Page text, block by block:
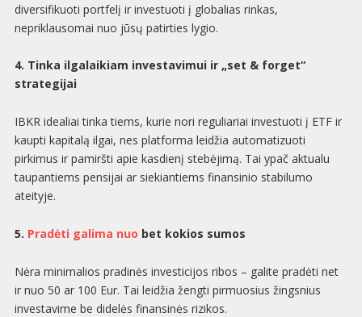
diversifikuoti portfelį ir investuoti į globalias rinkas,
nepriklausomai nuo jūsų patirties lygio.
4. Tinka ilgalaikiam investavimui ir „set & forget“
strategijai
IBKR idealiai tinka tiems, kurie nori reguliariai investuoti į ETF ir
kaupti kapitalą ilgai, nes platforma leidžia automatizuoti
pirkimus ir pamiršti apie kasdienį stebėjimą. Tai ypač aktualu
taupantiems pensijai ar siekiantiems finansinio stabilumo
ateityje.
5. Pradėti galima nuo bet kokios sumos
Nėra minimalios pradinės investicijos ribos – galite pradėti net
ir nuo 50 ar 100 Eur. Tai leidžia žengti pirmuosius žingsnius
investavime be didelės finansinės rizikos.